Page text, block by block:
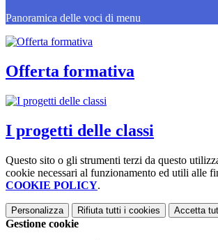
Panoramica delle voci di menu
Offerta formativa
I progetti delle classi
Questo sito o gli strumenti terzi da questo
cookie necessari al funzionamento ed utili alle
COOKIE POLICY.
Personalizza Rifiuta tutti i cookies Accetta
Gestione cookie